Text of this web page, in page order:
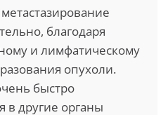
благодаря
и лимфатическому
опухоли.
быстро
в другие органы